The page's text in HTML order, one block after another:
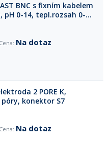
BNC s fixním kabelem
pH 0-14, tepl.rozsah 0-
Na dotaz
2 PORE K,
konektor S7
Na dotaz